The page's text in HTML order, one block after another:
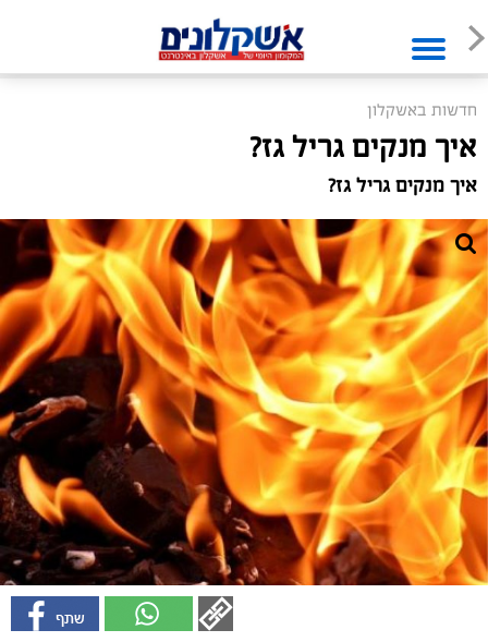
חדשות באשקלון
איך מנקים גריל גז?
איך מנקים גריל גז?